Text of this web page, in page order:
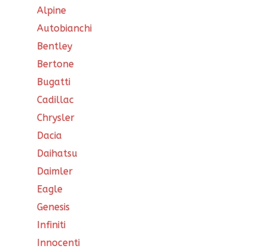
Alpine
Autobianchi
Bentley
Bertone
Bugatti
Cadillac
Chrysler
Dacia
Daihatsu
Daimler
Eagle
Genesis
Infiniti
Innocenti